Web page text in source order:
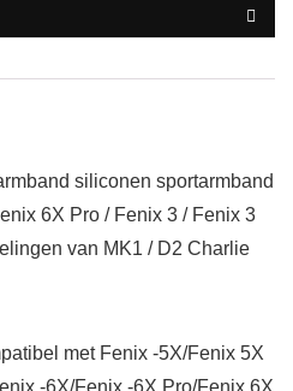
siliconen sportarmband
6X Pro / Fenix 3 / Fenix 3
van MK1 / D2 Charlie
met Fenix ​​-5X/Fenix 5X